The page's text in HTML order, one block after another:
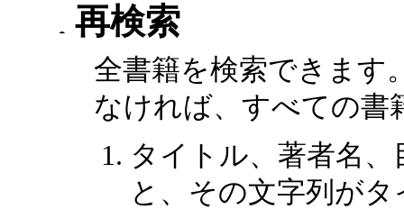
再検索
全書籍を検索できます
なければ、すべての書
タイトル、著者名
と、その文字列が